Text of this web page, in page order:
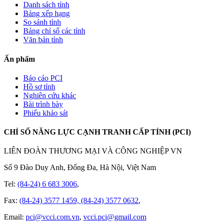
Danh sách tỉnh
Bảng xếp hạng
So sánh tỉnh
Bảng chỉ số các tỉnh
Văn bản tỉnh
Ấn phẩm
Báo cáo PCI
Hồ sơ tỉnh
Nghiên cứu khác
Bài trình bày
Phiếu khảo sát
CHỈ SỐ NĂNG LỰC CẠNH TRANH CẤP TỈNH (PCI)
LIÊN ĐOÀN THƯƠNG MẠI VÀ CÔNG NGHIỆP VN
Số 9 Đào Duy Anh, Đống Đa, Hà Nội, Việt Nam
Tel: (84-24) 6 683 3006,
Fax: (84-24) 3577 1459, (84-24) 3577 0632,
Email: pci@vcci.com.vn, vcci.pci@gmail.com